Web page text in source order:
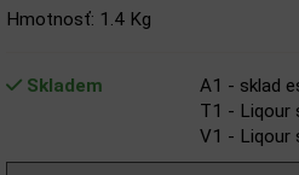
Hmotnosť: 1.4 Kg
Skladem
A1 - sklad
T1 - Liqour
V1 - Liqour